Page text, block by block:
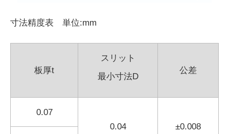
寸法精度表 単位:mm
板厚t
スリット
最小寸法D
公差
0.07
0.04
±0.008